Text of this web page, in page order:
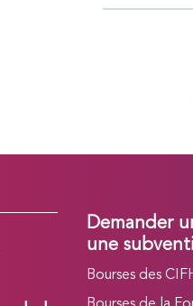
Demander
une
Bourses des